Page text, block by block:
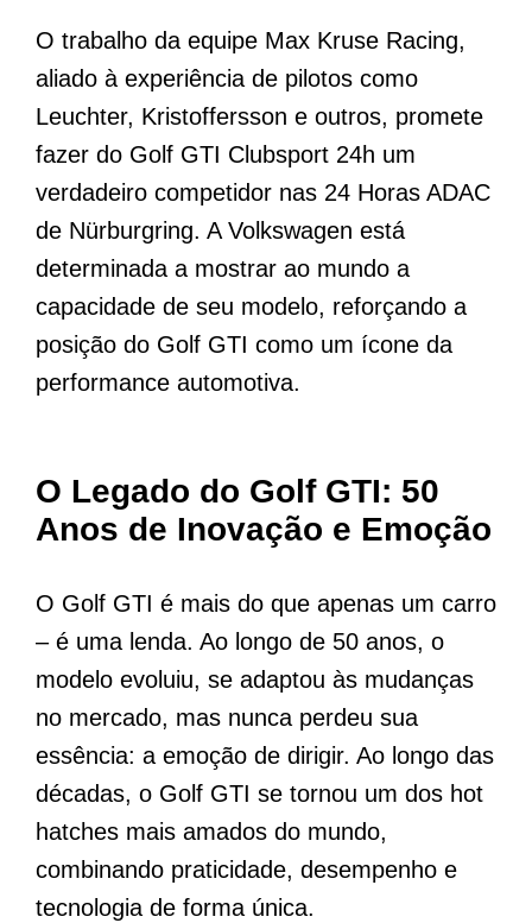
O trabalho da equipe Max Kruse Racing,
aliado à experiência de pilotos como
Leuchter, Kristoffersson e outros, promete
fazer do Golf GTI Clubsport 24h um
verdadeiro competidor nas 24 Horas ADAC
de Nürburgring. A Volkswagen está
determinada a mostrar ao mundo a
capacidade de seu modelo, reforçando a
posição do Golf GTI como um ícone da
performance automotiva.
O Legado do Golf GTI: 50
Anos de Inovação e Emoção
O Golf GTI é mais do que apenas um carro
– é uma lenda. Ao longo de 50 anos, o
modelo evoluiu, se adaptou às mudanças
no mercado, mas nunca perdeu sua
essência: a emoção de dirigir. Ao longo das
décadas, o Golf GTI se tornou um dos hot
hatches mais amados do mundo,
combinando praticidade, desempenho e
tecnologia de forma única.